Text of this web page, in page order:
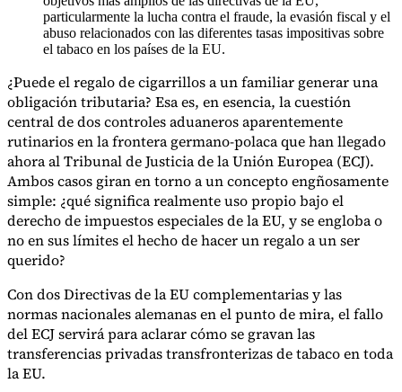
Herramientas
Calculadora de GST
sobre las ventasVerificador de número de VATRastreador de
mandatos de facturación electrónica
Expertos
Nuestros autores
particularmente la lucha contra el fraude, la evasión fiscal y el
abuso relacionados con las diferentes tasas impositivas sobre
el tabaco en los países de la EU.
¿Puede el regalo de cigarrillos a un familiar generar una
obligación tributaria? Esa es, en esencia, la cuestión
central de dos controles aduaneros aparentemente
rutinarios en la frontera germano-polaca que han llegado
ahora al Tribunal de Justicia de la Unión Europea (ECJ).
Ambos casos giran en torno a un concepto engñosamente
simple: ¿qué significa realmente uso propio bajo el
derecho de impuestos especiales de la EU, y se engloba o
no en sus límites el hecho de hacer un regalo a un ser
querido?
Con dos Directivas de la EU complementarias y las
normas nacionales alemanas en el punto de mira, el fallo
del ECJ servirá para aclarar cómo se gravan las
transferencias privadas transfronterizas de tabaco en toda
la EU.